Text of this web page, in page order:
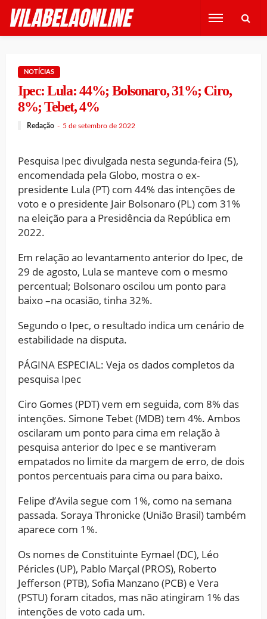
NOTÍCIAS
Ipec: Lula: 44%; Bolsonaro, 31%; Ciro,
8%; Tebet, 4%
Redação 5 de setembro de 2022
Pesquisa Ipec divulgada nesta segunda-feira (5),
encomendada pela Globo, mostra o ex-
presidente Lula (PT) com 44% das intenções de
voto e o presidente Jair Bolsonaro (PL) com 31%
na eleição para a Presidência da República em
2022.
Em relação ao levantamento anterior do Ipec, de
29 de agosto, Lula se manteve com o mesmo
percentual; Bolsonaro oscilou um ponto para
baixo –na ocasião, tinha 32%.
Segundo o Ipec, o resultado indica um cenário de
estabilidade na disputa.
PÁGINA ESPECIAL: Veja os dados completos da
pesquisa Ipec
Ciro Gomes (PDT) vem em seguida, com 8% das
intenções. Simone Tebet (MDB) tem 4%. Ambos
oscilaram um ponto para cima em relação à
pesquisa anterior do Ipec e se mantiveram
empatados no limite da margem de erro, de dois
pontos percentuais para cima ou para baixo.
Felipe d’Avila segue com 1%, como na semana
passada. Soraya Thronicke (União Brasil) também
aparece com 1%.
Os nomes de Constituinte Eymael (DC), Léo
Péricles (UP), Pablo Marçal (PROS), Roberto
Jefferson (PTB), Sofia Manzano (PCB) e Vera
(PSTU) foram citados, mas não atingiram 1% das
intenções de voto cada um.